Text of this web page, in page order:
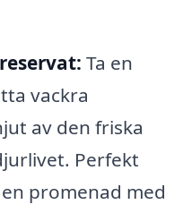
Ta en
vackra
av den friska
Perfekt
promenad med